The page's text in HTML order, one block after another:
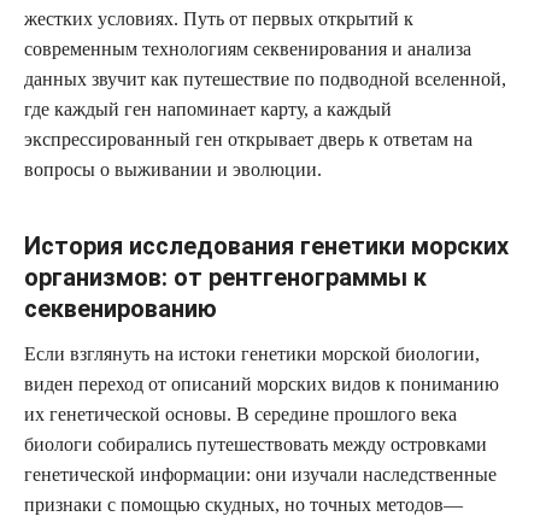
жестких условиях. Путь от первых открытий к
современным технологиям секвенирования и анализа
данных звучит как путешествие по подводной вселенной,
где каждый ген напоминает карту, а каждый
экспрессированный ген открывает дверь к ответам на
вопросы о выживании и эволюции.
История исследования генетики морских
организмов: от рентгенограммы к
секвенированию
Если взглянуть на истоки генетики морской биологии,
виден переход от описаний морских видов к пониманию
их генетической основы. В середине прошлого века
биологи собирались путешествовать между островками
генетической информации: они изучали наследственные
признаки с помощью скудных, но точных методов—